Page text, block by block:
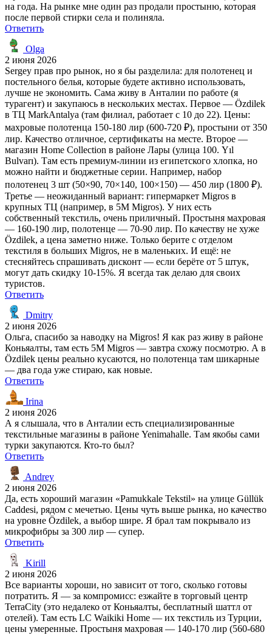
на года. На рынке мне один раз продали простыню, которая
после первой стирки села и полиняла.
Ответить
Olga
2 июня 2026
Sergey прав про рынок, но я бы разделила: для полотенец и
постельного белья, которые будете активно использовать,
лучше не экономить. Сама живу в Анталии по работе (я
турагент) и закупаюсь в нескольких местах. Первое — Özdilek
в ТЦ MarkAntalya (там филиал, работает с 10 до 22). Цены:
махровые полотенца 150-180 лир (600-720 ₽), простыни от 350
лир. Качество отличное, сертификаты на месте. Второе —
магазин Home Collection в районе Лары (улица 100. Yıl
Bulvarı). Там есть премиум-линии из египетского хлопка, но
можно найти и бюджетные серии. Например, набор
полотенец 3 шт (50×90, 70×140, 100×150) — 450 лир (1800 ₽).
Третье — неожиданный вариант: гипермаркет Migros в
крупных ТЦ (например, в 5M Migros). У них есть
собственный текстиль, очень приличный. Простыня махровая
— 160-190 лир, полотенце — 70-90 лир. По качеству не хуже
Özdilek, а цена заметно ниже. Только берите с отделом
текстиля в больших Migros, не в маленьких. И ещё: не
стесняйтесь спрашивать дисконт — если берёте от 5 штук,
могут дать скидку 10-15%. Я всегда так делаю для своих
туристов.
Ответить
Dmitry
2 июня 2026
Ольга, спасибо за наводку на Migros! Я как раз живу в районе
Коньяалты, там есть 5M Migros — завтра схожу посмотрю. А в
Özdilek цены реально кусаются, но полотенца там шикарные
— два года уже стираю, как новые.
Ответить
Irina
2 июня 2026
А я слышала, что в Анталии есть специализированные
текстильные магазины в районе Yenimahalle. Там якобы сами
турки закупаются. Кто-то был?
Ответить
Andrey
2 июня 2026
Да, есть хороший магазин «Pamukkale Tekstil» на улице Güllük
Caddesi, рядом с мечетью. Цены чуть выше рынка, но качество
на уровне Özdilek, а выбор шире. Я брал там покрывало из
микрофибры за 300 лир — супер.
Ответить
Kirill
2 июня 2026
Все варианты хороши, но зависит от того, сколько готовы
потратить. Я — за компромисс: езжайте в торговый центр
TerraCity (это недалеко от Коньяалты, бесплатный шаттл от
отелей). Там есть LC Waikiki Home — их текстиль из Турции,
цены умеренные. Простыня махровая — 140-170 лир (560-680